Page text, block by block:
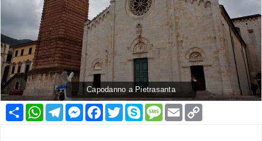
Capodanno a Pietrasanta
Condividi
WhatsApp
Telegram
Messenger
Facebook
TwitterSkypeMessage
Email